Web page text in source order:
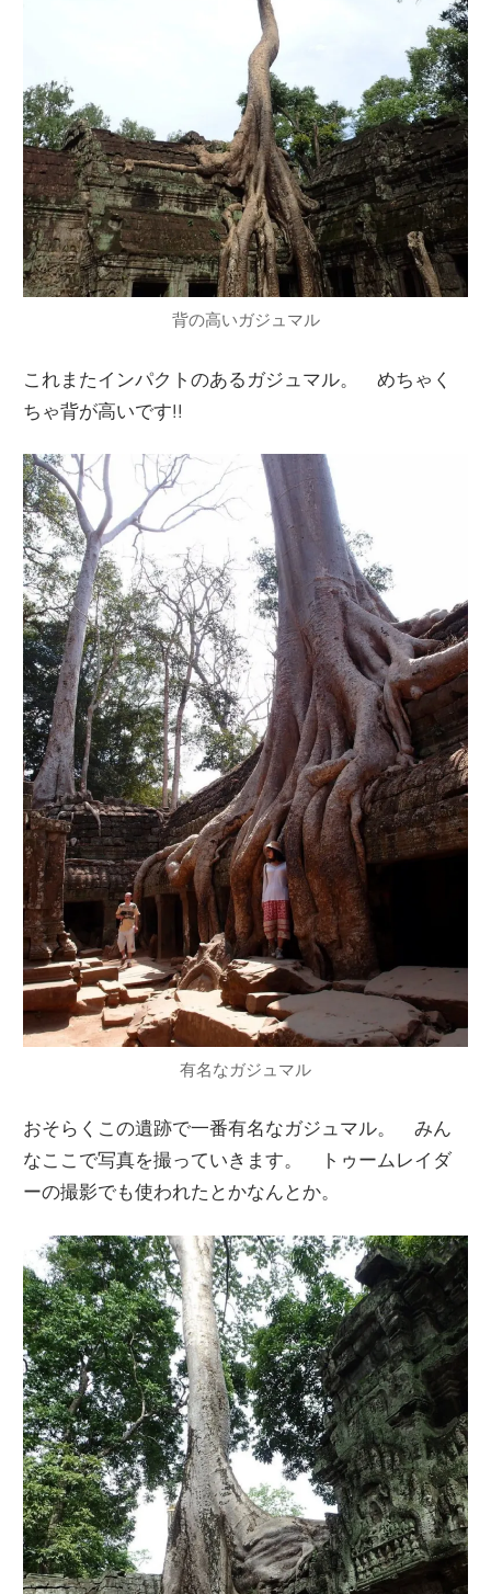
背の高いガジュマル
これまたインパクトのあるガジュマル。 めちゃく
ちゃ背が高いです!!
有名なガジュマル
おそらくこの遺跡で一番有名なガジュマル。 みん
なここで写真を撮っていきます。 トゥームレイダ
ーの撮影でも使われたとかなんとか。